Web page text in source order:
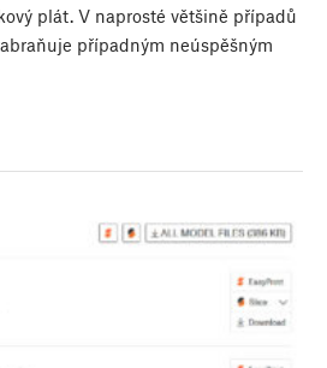
plát. V naprosté většině případů
případným neúspěšným